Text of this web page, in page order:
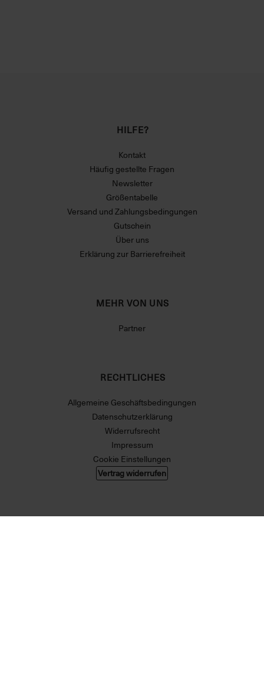
HILFE?
Kontakt
Häufig gestellte Fragen
Newsletter
Größentabelle
Versand und Zahlungsbedingungen
Gutschein
Über uns
Erklärung zur Barrierefreiheit
MEHR VON UNS
Partner
RECHTLICHES
Allgemeine Geschäftsbedingungen
Datenschutzerklärung
Widerrufsrecht
Impressum
Cookie Einstellungen
Vertrag widerrufen